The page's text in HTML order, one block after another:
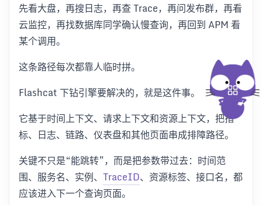
先看大盘，再搜日志，再查 Trace，再问发布群，再看
云监控，再找数据库同学确认慢查询，再回到 APM 看
某个调用。
这条路径每次都靠人临时拼。
Flashcat 下钻引擎要解决的，就是这件事。
它基于时间上下文、请求上下文和资源上下文，把指
标、日志、链路、仪表盘和其他页面串成排障路径。
关键不只是“能跳转”，而是把参数带过去：时间范
围、服务名、实例、 TraceID、资源标签、接口名，都
应该进入下一个查询页面。